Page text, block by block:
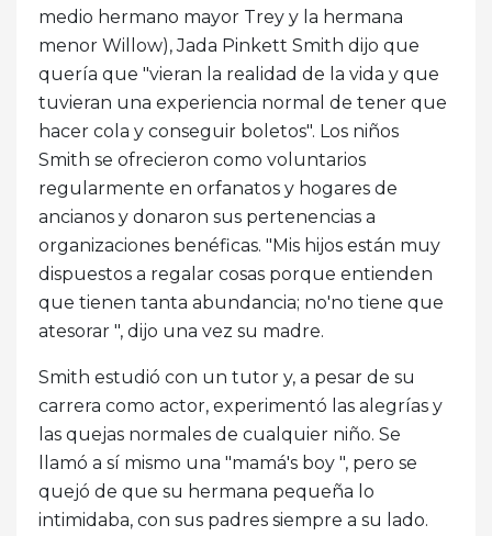
medio hermano mayor Trey y la hermana
menor Willow), Jada Pinkett Smith dijo que
quería que "vieran la realidad de la vida y que
tuvieran una experiencia normal de tener que
hacer cola y conseguir boletos". Los niños
Smith se ofrecieron como voluntarios
regularmente en orfanatos y hogares de
ancianos y donaron sus pertenencias a
organizaciones benéficas. "Mis hijos están muy
dispuestos a regalar cosas porque entienden
que tienen tanta abundancia; no'no tiene que
atesorar ", dijo una vez su madre.
Smith estudió con un tutor y, a pesar de su
carrera como actor, experimentó las alegrías y
las quejas normales de cualquier niño. Se
llamó a sí mismo una "mamá's boy ", pero se
quejó de que su hermana pequeña lo
intimidaba, con sus padres siempre a su lado.